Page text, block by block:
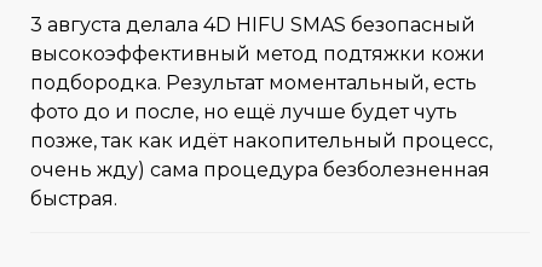
3 августа делала 4D HIFU SMAS безопасный
высокоэффективный метод подтяжки кожи
подбородка. Результат моментальный, есть
фото до и после, но ещё лучше будет чуть
позже, так как идёт накопительный процесс,
очень жду) сама процедура безболезненная
быстрая.